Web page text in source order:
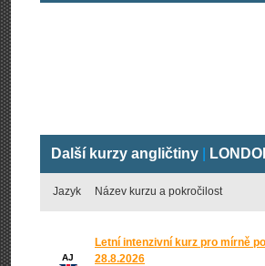
Další kurzy angličtiny
Jazyk Název kurzu a pokročilost
AJ
Letní intenzivní kurz pro mírně
28.8.2026